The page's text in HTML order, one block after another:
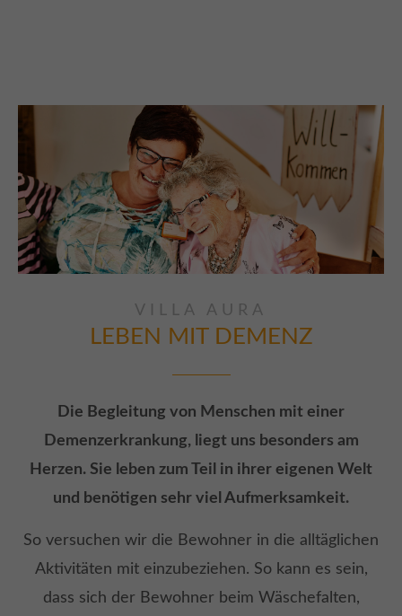
VILLA AURA
LEBEN MIT DEMENZ
Die Begleitung von Menschen mit einer
Demenzerkrankung, liegt uns besonders am
Herzen. Sie leben zum Teil in ihrer eigenen Welt
und benötigen sehr viel Aufmerksamkeit.
So versuchen wir die Bewohner in die alltäglichen
Aktivitäten mit einzubeziehen. So kann es sein,
dass sich der Bewohner beim Wäschefalten,